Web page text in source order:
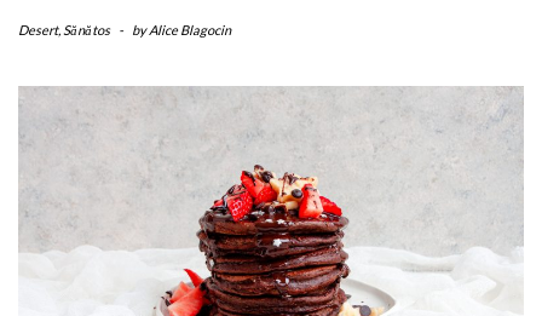
Desert,Sănătos - byAlice Blagocin